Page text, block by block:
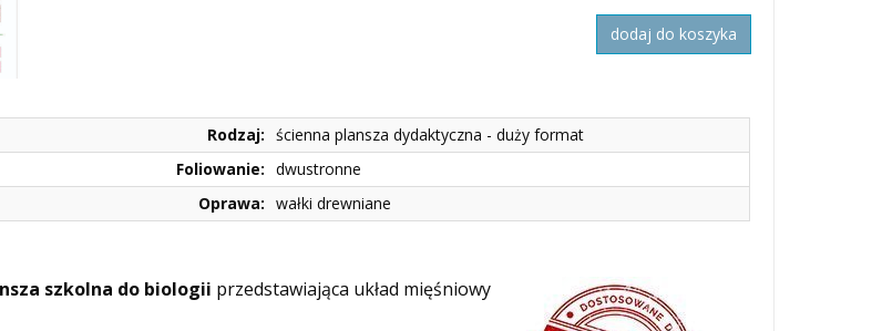
dodaj do koszyka
Rodzaj: ścienna plansza dydaktyczna - duży format
Foliowanie: dwustronne
Oprawa: wałki drewniane
szkolna do biologii przedstawiająca układ mięśniowy